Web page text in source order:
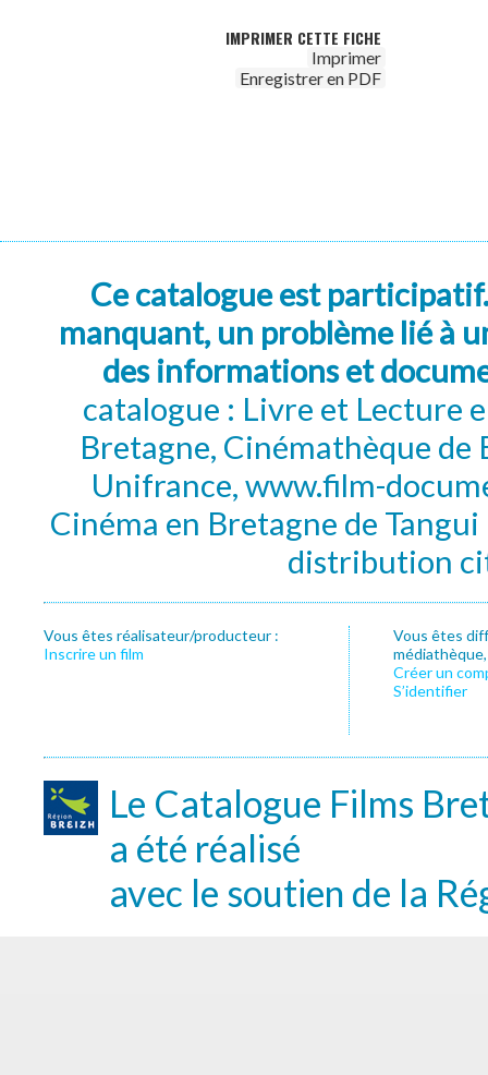
IMPRIMER CETTE FICHE
Imprimer
Enregistrer en PDF
Ce catalogue est
manquant, un problème lié à
des informations et
catalogue : Livre et Lecture
Bretagne, Cinémathèque de
Unifrance, www.film-
Cinéma en Bretagne de
distribution
Vous êtes réalisateur/producteur :
Inscrire un film
Vous êtes
Créer un
S’identifier
Le Catalogue Films
a été réalisé
avec le soutien de la